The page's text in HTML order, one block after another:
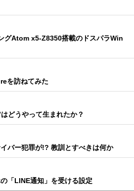
グAtom x5-Z8350搭載のドスパラWin
を訪ねてみた
どうやって生まれたか？
バー犯罪が!? 教訓とすべきは何か
「LINE通知」を受ける設定